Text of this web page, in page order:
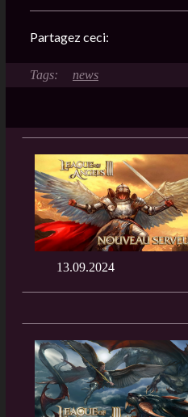
Partagez ceci:
news
13.09.2024